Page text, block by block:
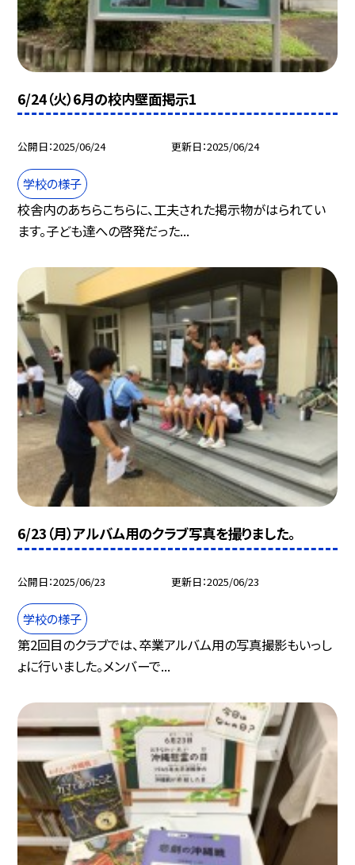
6/24（火）6月の校内壁面掲示1
公開日 2025/06/24 更新日 2025/06/24
学校の様子
校舎内のあちらこちらに、工夫された掲示物がはられてい
ます。子ども達への啓発だった...
6/23（月）アルバム用のクラブ写真を撮りました。
公開日 2025/06/23 更新日 2025/06/23
学校の様子
第2回目のクラブでは、卒業アルバム用の写真撮影もいっし
ょに行いました。メンバーで...